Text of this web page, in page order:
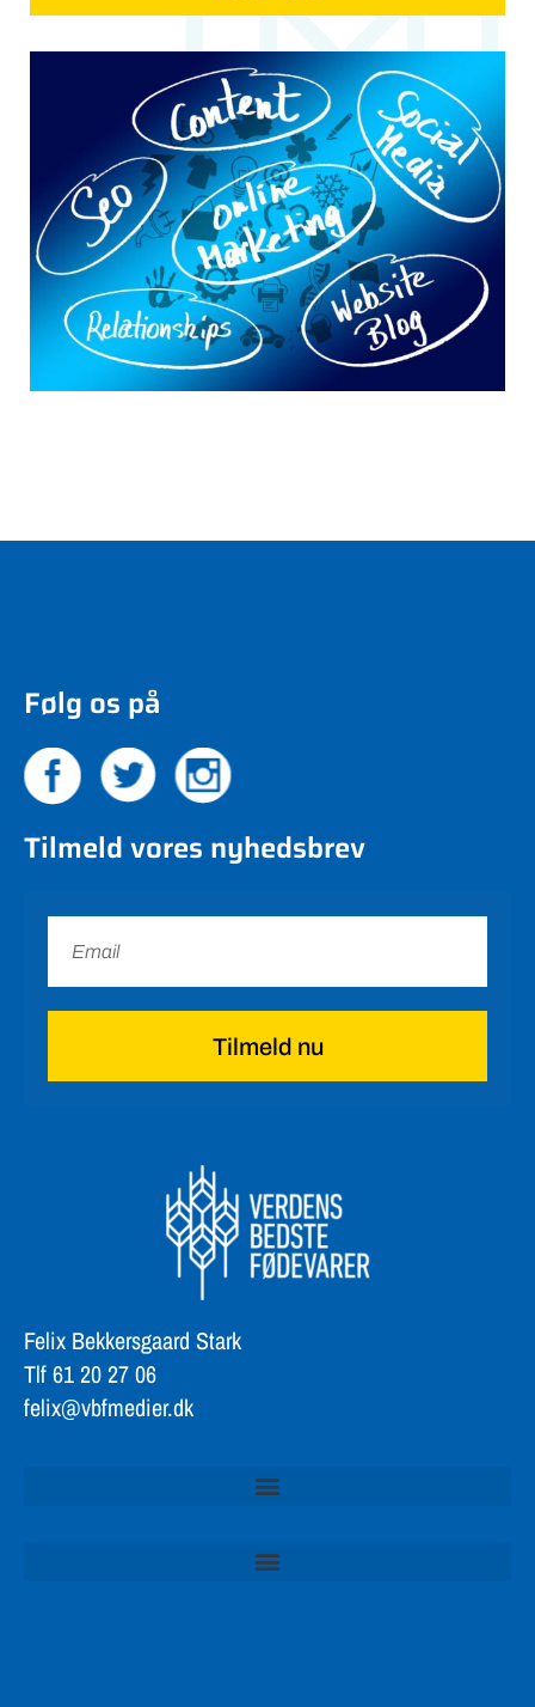
Følg os på
Tilmeld vores nyhedsbrev
Tilmeld nu
Felix Bekkersgaard Stark
Tlf 61 20 27 06
felix@vbfmedier.dk